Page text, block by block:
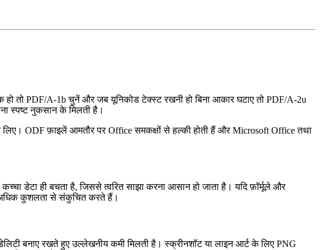
हो तो PDF/A‑1bचुनें और जब यूनिकोड टेक्स्ट रखनी हो बिना आकार घटाए तो PDF/A‑2u
स्पष्ट नुकसान के मिलती है।
लिए। ODF फ़ाइलें आमतौर पर Office समकक्षों से हल्की होती हैं और Microsoft Office तथा
डेटा ही बचता है, जिससे त्वरित साझा करना आसान हो जाता है। यदि फ़ॉर्मूले और
अधिक कुशलता से संकुचित करते हैं।
बनाए रखते हुए उल्लेखनीय कमी मिलती है। स्क्रीनशॉट या लाइन आर्ट के लिए PNG